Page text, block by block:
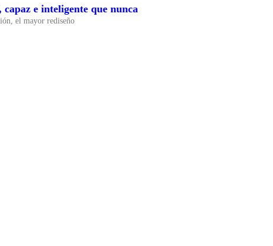
capaz e inteligente que nunca
el mayor rediseño